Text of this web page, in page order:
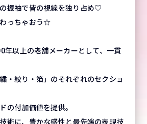
振袖で皆の視線を独り占め♡
っちゃおう☆
年以上の老舗メーカーとして、一貫
・絞り・箔」のそれぞれのセクショ
の付加価値を提供。
術に、豊かな感性と最先端の表現技